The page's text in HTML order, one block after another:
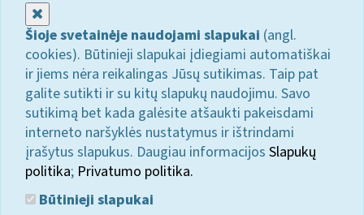
Šioje svetainėje naudojami slapukai (angl.
cookies). Būtinieji slapukai įdiegiami automatiškai
ir jiems nėra reikalingas Jūsų sutikimas. Taip pat
galite sutikti ir su kitų slapukų naudojimu. Savo
sutikimą bet kada galėsite atšaukti pakeisdami
interneto naršyklės nustatymus ir ištrindami
įrašytus slapukus. Daugiau informacijos Slapukų
politika; Privatumo politika.
Būtinieji slapukai